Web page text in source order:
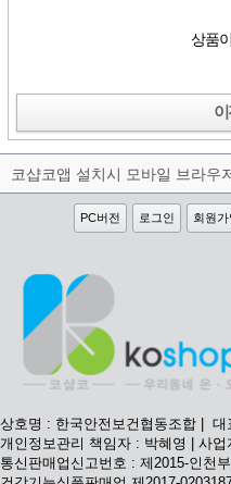
상품
PC버전 로그인 회원가
상호명 : 한국안전보건협동조합 | 대
개인정보관리 책임자 : 박혜영 | 사
통신판매업신고번호 : 제2015-인천